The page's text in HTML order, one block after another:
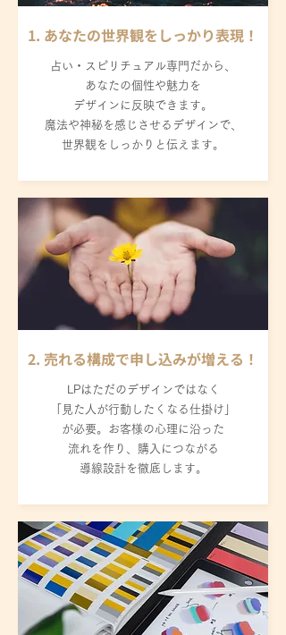
1. あなたの世界観をしっかり表現！
占い・スピリチュアル専門だから、
あなたの個性や魅力を
デザインに反映できます。
魔法や神秘を感じさせるデザインで、
世界観をしっかりと伝えます。
2. 売れる構成で申し込みが増える！
LPはただのデザインではなく
「見た人が行動したくなる仕掛け」
が必要。お客様の心理に沿った
流れを作り、購入につながる
導線設計を徹底します。